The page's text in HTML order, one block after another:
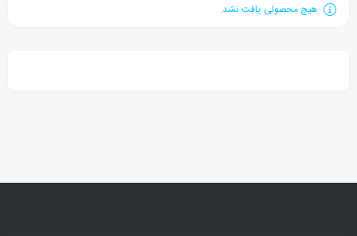
هیچ محصولی یافت نشد.